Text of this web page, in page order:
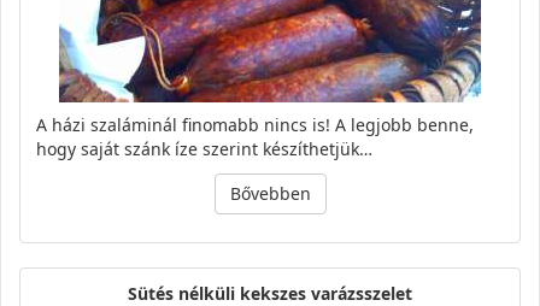
A házi szaláminál finomabb nincs is! A legjobb benne,
hogy saját szánk íze szerint készíthetjük…
Bővebben
Sütés nélküli kekszes varázsszelet